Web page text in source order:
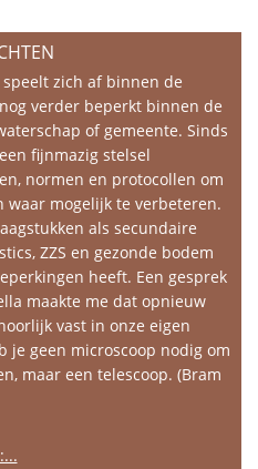
zich af binnen de
verder beperkt binnen de
of gemeente. Sinds
fijnmazig stelsel
normen en protocollen om
waar mogelijk te verbeteren.
als secundaire
ZZS en gezonde bodem
heeft. Een gesprek
maakte me dat opnieuw
vast in onze eigen
je geen microscoop nodig om
maar een telescoop. (Bram